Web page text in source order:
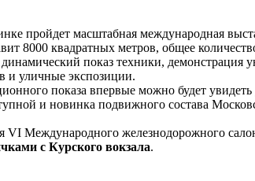
пройдет масштабная международная
8000 квадратных метров, общее
показ техники, демонстрация
и уличные экспозиции.
показа впервые можно будет
и новинка подвижного состава
VI Международного железнодорожного
с Курского вокзала.